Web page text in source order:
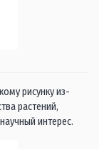
рисунку из-
растений,
интерес.